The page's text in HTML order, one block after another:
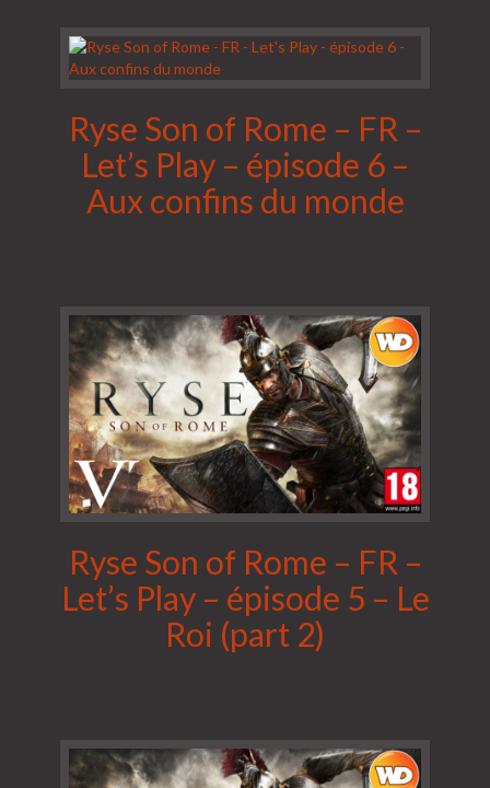
Ryse Son of Rome – FR –
Let’s Play – épisode 6 –
Aux confins du monde
Ryse Son of Rome – FR –
Let’s Play – épisode 5 – Le
Roi (part 2)